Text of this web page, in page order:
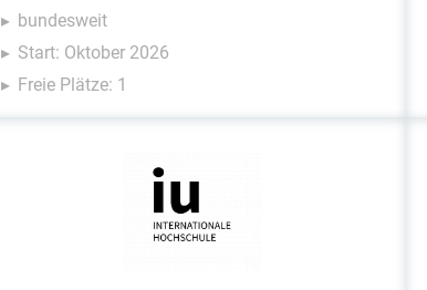
bundesweit
Start: Oktober 2026
Freie Plätze: 1